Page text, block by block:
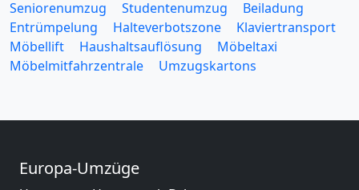
Seniorenumzug
Studentenumzug
Beiladung
Entrümpelung
Halteverbotszone
Klaviertransport
Möbellift
Haushaltsauflösung
Möbeltaxi
Möbelmitfahrzentrale
Umzugskartons
Europa-Umzüge